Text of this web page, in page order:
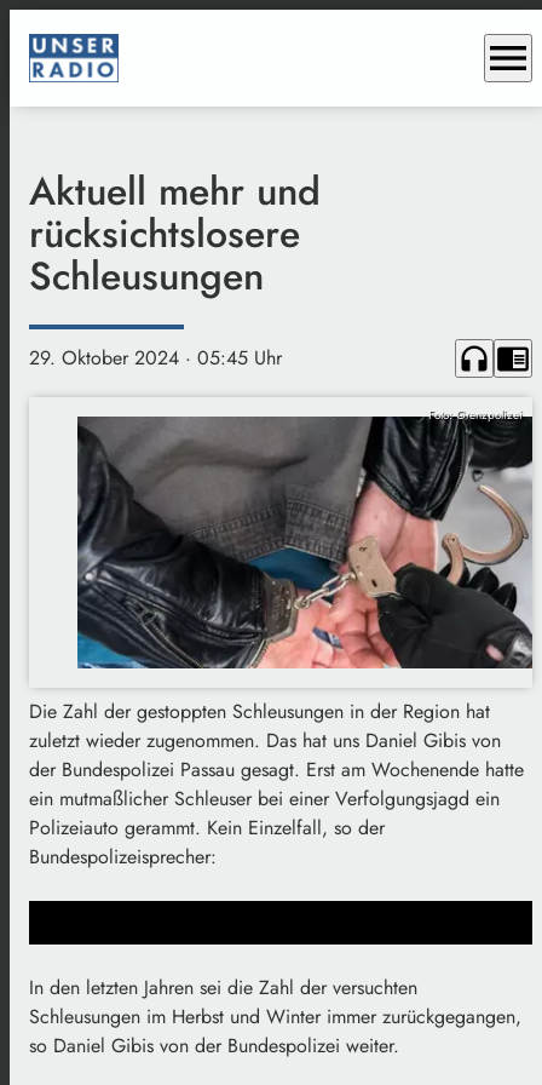
menu
Aktuell mehr und
rücksichtslosere
Schleusungen
29. Oktober 2024 · 05:45 Uhr headphones chrome_reader_mode
Foto: Grenzpolizei
Die Zahl der gestoppten Schleusungen in der Region hat
zuletzt wieder zugenommen. Das hat uns Daniel Gibis von
der Bundespolizei Passau gesagt. Erst am Wochenende hatte
ein mutmaßlicher Schleuser bei einer Verfolgungsjagd ein
Polizeiauto gerammt. Kein Einzelfall, so der
Bundespolizeisprecher:
In den letzten Jahren sei die Zahl der versuchten
Schleusungen im Herbst und Winter immer zurückgegangen,
so Daniel Gibis von der Bundespolizei weiter.